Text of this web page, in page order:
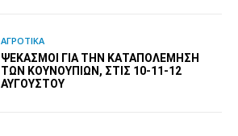
ΑΓΡΟΤΙΚΑ
ΨΕΚΑΣΜΟΊ ΓΙΑ ΤΗΝ ΚΑΤΑΠΟΛΈΜΗΣΗ
ΤΩΝ ΚΟΥΝΟΥΠΙΏΝ, ΣΤΙΣ 10-11-12
ΑΥΓΟΎΣΤΟΥ